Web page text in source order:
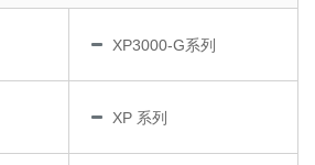
XP3000-G系列
XP 系列